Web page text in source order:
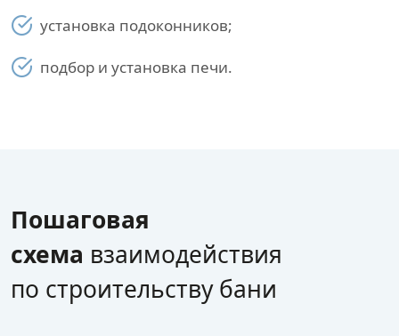
установка подоконников;
подбор и установка печи.
Пошаговая
схема взаимодействия
по строительству бани